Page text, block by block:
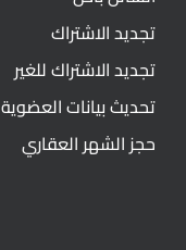
تجديد الاشتراك
تجديد الاشتراك للغير
تحديث بيانات العضوية
حجز الشهر العقاري